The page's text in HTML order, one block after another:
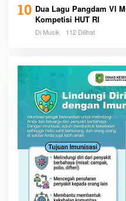
10 Dua Lagu Pangdam VI
Kompetisi HUT RI
Di Musik 112 Dilihat